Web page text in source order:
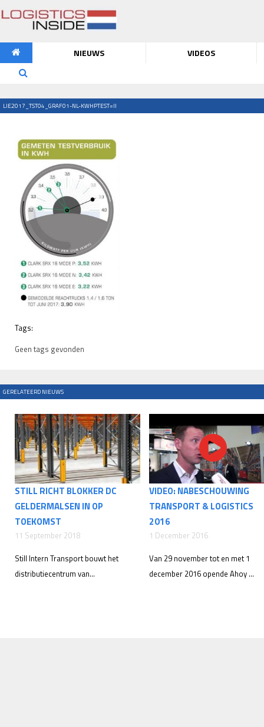
NIEUWS VIDEOS
LIE2017_TST04_GRAF01-NL-KWHPTEST=II
Tags:
Geen tags gevonden
GERELATEERD NIEUWS
STILL RICHT BLOKKER DC
GELDERMALSEN IN OP
TOEKOMST
11 September 2018
Still Intern Transport bouwt het
distributiecentrum van...
VIDEO: NABESCHOUWING
TRANSPORT & LOGISTICS
2016
1 December 2016
Van 29 november tot en met 1
december 2016 opende Ahoy ...